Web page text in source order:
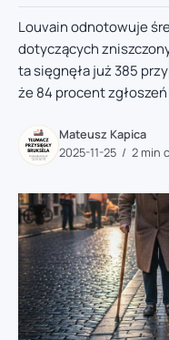
Louvain odnotowuje
dotyczących
ta sięgnęła już 385
że 84 procent zgłoszeń
Mateusz Kapica
2025-11-25
2 min